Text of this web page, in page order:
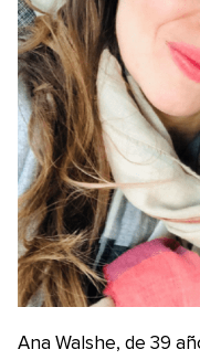
Ana Walshe, de 39